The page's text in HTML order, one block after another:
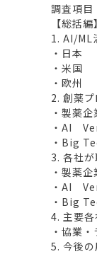
調査項目
【総括編】
1. AI/ML
・日本
・米国
・欧州
2. 創薬
・製薬企
・AI
・Big
3. 各社
・製薬企
・AI
・Big
4. 主要
・協業
5. 今後の